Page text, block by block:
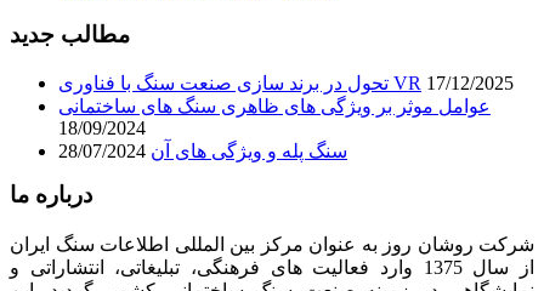
مطالب جدید
تحول در برند سازی صنعت سنگ با فناوری VR 17/12/2025
عوامل موثر بر ویژگی های ظاهری سنگ های ساختمانی
18/09/2024
سنگ پله و ویژگی های آن 28/07/2024
درباره ما
شرکت روشان روز به عنوان مرکز بین المللی اطلاعات سنگ ایران
از سال 1375 وارد فعالیت های فرهنگی، تبلیغاتی، انتشاراتی و